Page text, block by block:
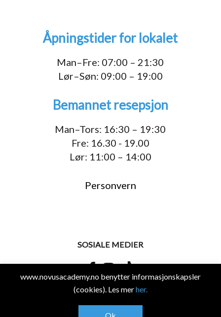
Åpningstider for lokalet
Man–Fre: 07:00 – 21:30
Lør–Søn: 09:00 – 19:00
Bemannet resepsjon
Man–Tors: 16:30 – 19:30
Fre: 16.30 - 19.00
Lør: 11:00 – 14:00
Personvern
SOSIALE MEDIER
© 2026 Novus Academy.
www.novusacademy.no benytter informasjonskapsler
(cookies). Les merher.